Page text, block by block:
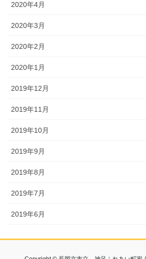
2020年4月
2020年3月
2020年2月
2020年1月
2019年12月
2019年11月
2019年10月
2019年9月
2019年8月
2019年7月
2019年6月